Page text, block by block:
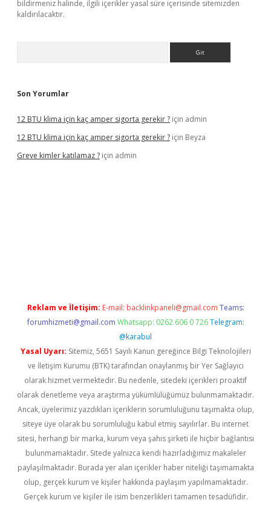
bildirmeniz halinde, ilgili içerikler yasal süre içerisinde sitemizden
kaldırılacaktır.
Son Yorumlar
12 BTU klima için kaç amper sigorta gerekir ? için admin
12 BTU klima için kaç amper sigorta gerekir ? için Beyza
Greve kimler katılamaz ? için admin
Reklam ve İletişim: E-mail: backlinkpaneli@gmail.com Teams:
forumhizmeti@gmail.com Whatsapp: 0262 606 0 726 Telegram:
@karabul
Yasal Uyarı: Sitemiz, 5651 Sayılı Kanun gereğince Bilgi Teknolojileri
ve İletişim Kurumu (BTK) tarafından onaylanmış bir Yer Sağlayıcı
olarak hizmet vermektedir. Bu nedenle, sitedeki içerikleri proaktif
olarak denetleme veya araştırma yükümlülüğümüz bulunmamaktadır.
Ancak, üyelerimiz yazdıkları içeriklerin sorumluluğunu taşımakta olup,
siteye üye olarak bu sorumluluğu kabul etmiş sayılırlar. Bu internet
sitesi, herhangi bir marka, kurum veya şahıs şirketi ile hiçbir bağlantısı
bulunmamaktadır. Sitede yalnızca kendi hazırladığımız makaleler
paylaşılmaktadır. Burada yer alan içerikler haber niteliği taşımamakta
olup, gerçek kurum ve kişiler hakkında paylaşım yapılmamaktadır.
Gerçek kurum ve kişiler ile isim benzerlikleri tamamen tesadüfidir.